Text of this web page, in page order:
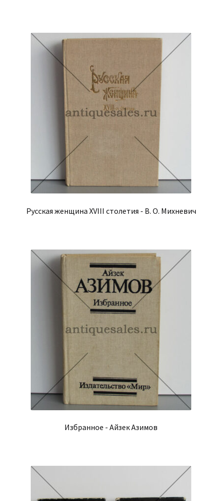
Русская женщина XVIII столетия - В. О. Михневич
Избранное - Айзек Азимов